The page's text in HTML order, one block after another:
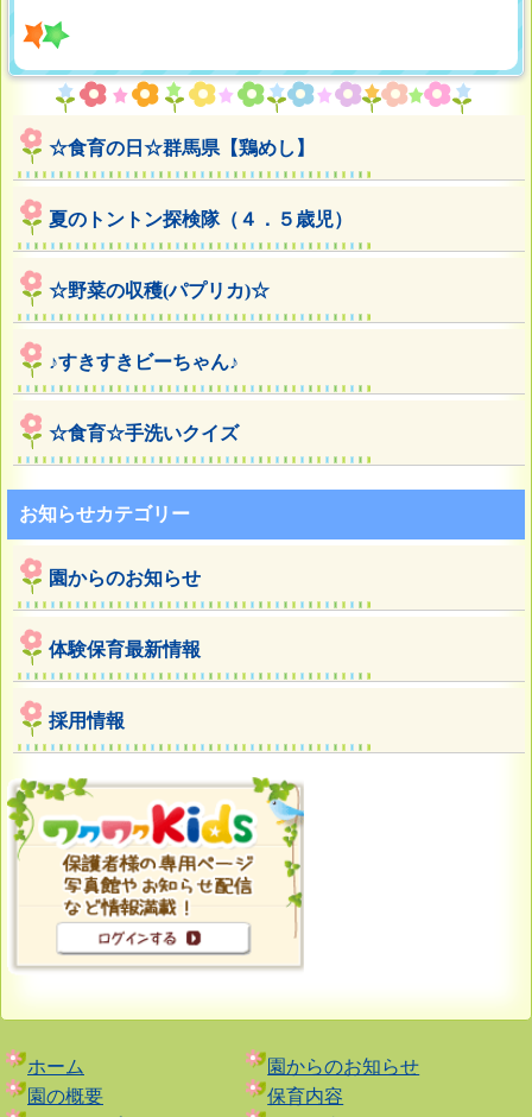
☆食育の日☆群馬県【鶏めし】
夏のトントン探検隊（４．５歳児）
☆野菜の収穫(パプリカ)☆
♪すきすきビーちゃん♪
☆食育☆手洗いクイズ
お知らせカテゴリー
園からのお知らせ
体験保育最新情報
採用情報
ホーム
園からのお知らせ
園の概要
保育内容